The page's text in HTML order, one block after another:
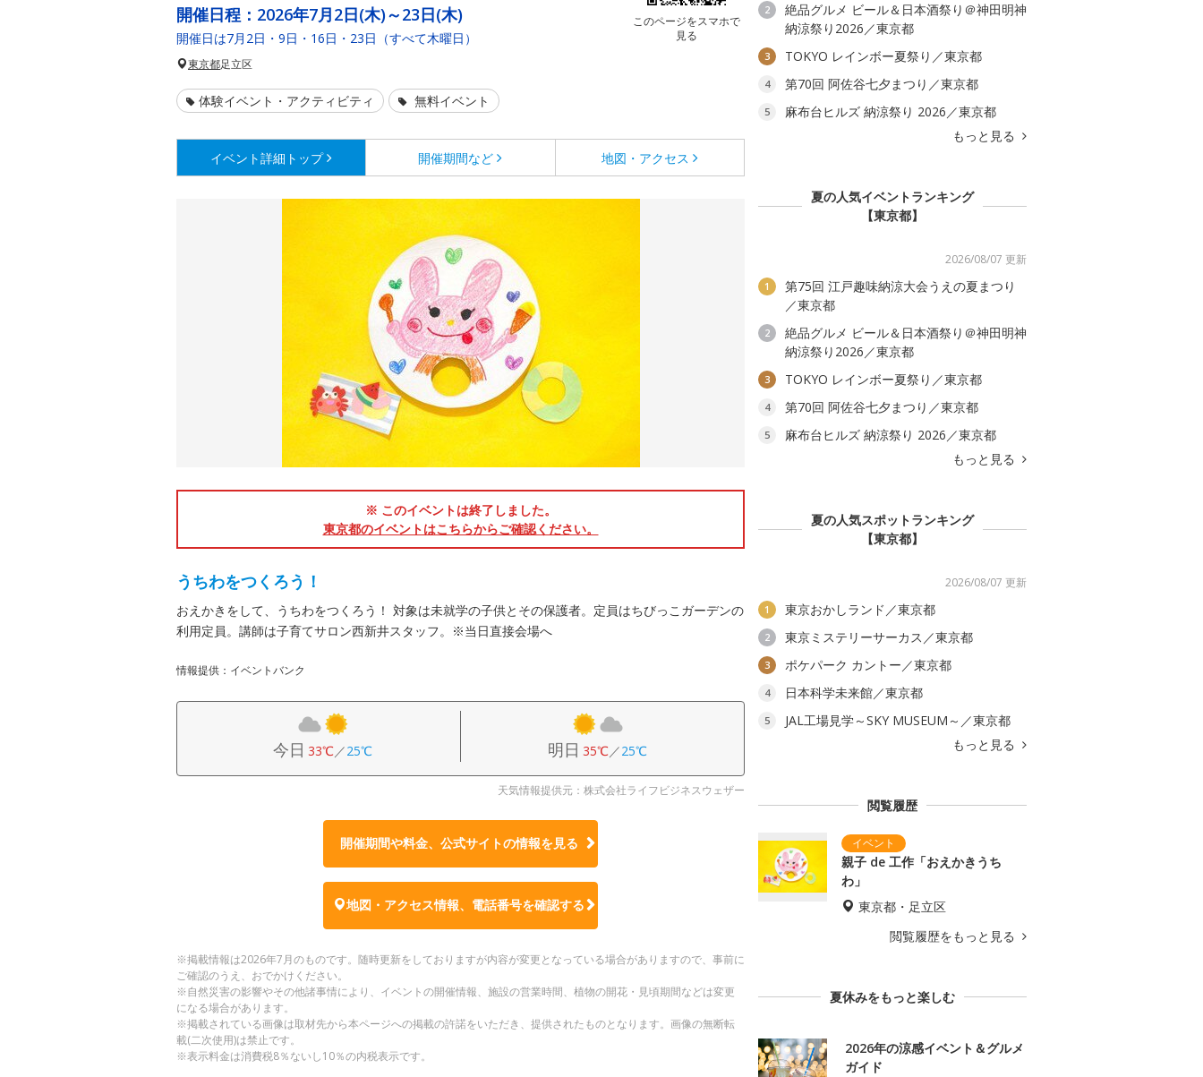
このページをスマホで
見る
開催日程： 2026年7月2日(木)～23日(木)
開催日は7月2日・9日・16日・23日（すべて木曜日）
東京都足立区
体験イベント・アクティビティ 無料イベント
イベント詳細 トップ 開催期間など 地図・アクセス
※ このイベントは終了しました。
東京都のイベントはこちらからご確認ください。
うちわをつくろう！
おえかきをして、うちわをつくろう！ 対象は未就学の子供とその保護者。定員はちびっこガーデンの
利用定員。講師は子育てサロン西新井スタッフ。※当日直接会場へ
情報提供：イベントバンク
今日 33℃／25℃ 明日 35℃／25℃
天気情報提供元：株式会社ライフビジネスウェザー
開催期間や料金、公式サイトの情報を見る
地図・アクセス情報、電話番号を確認する
※掲載情報は2026年7月のものです。随時更新をしておりますが内容が変更となっている場合がありますので、事前に
ご確認のうえ、おでかけください。
※自然災害の影響やその他諸事情により、イベントの開催情報、施設の営業時間、植物の開花・見頃期間などは変更
になる場合があります。
※掲載されている画像は取材先から本ページへの掲載の許諾をいただき、提供されたものとなります。画像の無断転
載(二次使用)は禁止です。
※表示料金は消費税8％ないし10％の内税表示です。
2
絶品グルメ ビール＆日本酒祭り＠神田明神
納涼祭り2026／東京都
3 TOKYO レインボー夏祭り／東京都
4 第70回 阿佐谷七夕まつり／東京都
5
麻布台ヒルズ 納涼祭り 2026／東京都
もっと見る
夏の人気イベントランキング
【東京都】
2026/08/07 更新
1
第75回 江戸趣味納涼大会うえの夏まつり
／東京都
2
絶品グルメ ビール＆日本酒祭り＠神田明神
納涼祭り2026／東京都
3 TOKYO レインボー夏祭り／東京都
4 第70回 阿佐谷七夕まつり／東京都
5
麻布台ヒルズ 納涼祭り 2026／東京都
もっと見る
夏の人気スポットランキング
【東京都】
2026/08/07 更新
1 東京おかしランド／東京都
2 東京ミステリーサーカス／東京都
3 ポケパーク カントー／東京都
4 日本科学未来館／東京都
5
JAL工場見学～SKY MUSEUM～／東京都
もっと見る
閲覧履歴
親子 de 工作「おえかきうち
わ」
東京都・足立区
閲覧履歴をもっと見る
夏休みをもっと楽しむ
2026年の涼感イベント＆グルメ
ガイド